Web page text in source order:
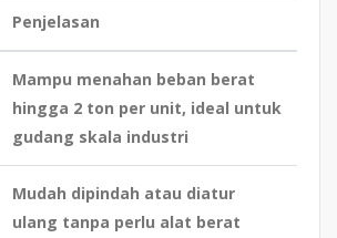
Penjelasan
Mampu menahan beban berat
hingga 2 ton per unit, ideal untuk
gudang skala industri
Mudah dipindah atau diatur
ulang tanpa perlu alat berat